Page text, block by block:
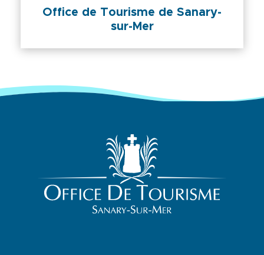
Office de Tourisme de Sanary-
sur-Mer